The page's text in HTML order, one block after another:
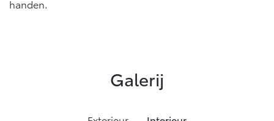
handen.
Galerij